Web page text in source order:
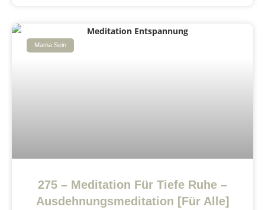
Mama Sein
275 – Meditation Für Tiefe Ruhe –
Ausdehnungsmeditation [Für Alle]